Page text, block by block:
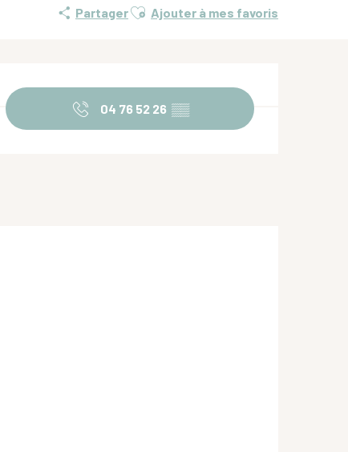
PartagerAjouter aux favoris
Ajouter à mes favoris
Ouverture et coordonnées
04 76 52 26 ▒▒